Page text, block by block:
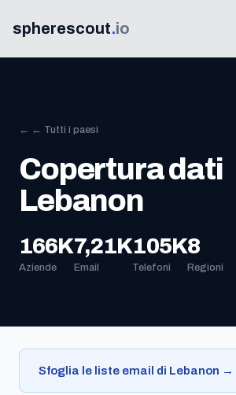
spherescout.io
Accedi
Ottieni 100 lead gratis
← ← Tutti i paesi
Copertura dati
Lebanon
166K
Aziende
7,21K
Email
105K
Telefoni
8
Regioni
Sfoglia le liste email di Lebanon →